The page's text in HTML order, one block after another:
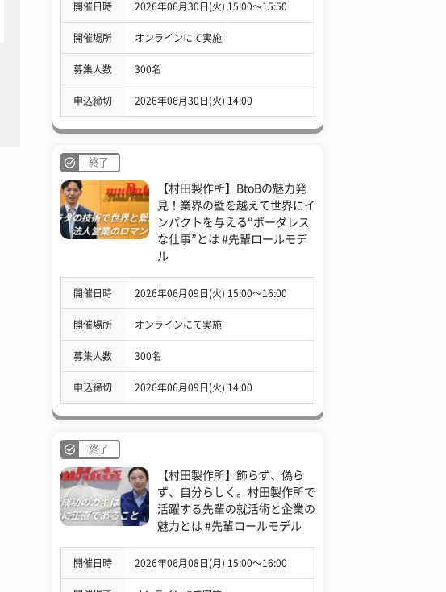
開催日時 2026年06月30日(火) 15:00〜15:50
開催場所 オンラインにて実施
募集人数 300名
申込締切 2026年06月30日(火) 14:00
終了
【村田製作所】BtoBの魅力発
見！業界の壁を越えて世界にイ
ンパクトを与える“ボーダレス
な仕事”とは #先輩ロールモデ
ル
開催日時 2026年06月09日(火) 15:00〜16:00
開催場所 オンラインにて実施
募集人数 300名
申込締切 2026年06月09日(火) 14:00
終了
【村田製作所】飾らず、偽ら
ず、自分らしく。村田製作所で
活躍する先輩の就活術と企業の
魅力とは #先輩ロールモデル
開催日時 2026年06月08日(月) 15:00〜16:00